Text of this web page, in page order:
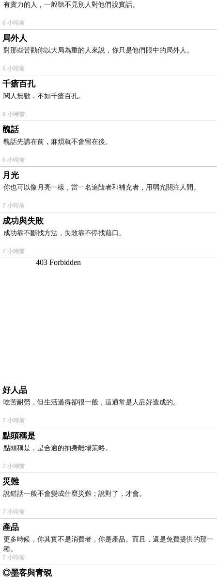
有實力的人，一般聽不見別人對他們說實話。
6 小時前
局外人
對那些苦勸你以大局為重的人來說，你只是他們眼中的局外人。
6 小時前
千瘡百孔
閱人無數，不如千瘡百孔。
6 小時前
醜話
醜話先講在前，麻煩就不會留在後。
6 小時前
月光
你也可以像月亮一樣，當一名追隨者和補充者，用弱光關注人間。
7 小時前
成功與失敗
成功靠不斷找方法，失敗靠不停找藉口。
7 小時前
好人品
吃苦耐勞，但生活過得卻很一般，這通常是人品好造成的。
7 小時前
點頭稱是
點頭稱是，是合適的抽身離場策略。
7 小時前
災難
說錯話一般不會變成什麼災難；說對了，才會。
7 小時前
產品
更多時候，你其實不是消費者，你是產品。而且，還是免費提供的那一
種。
7 小時前
◎墨客與青硯